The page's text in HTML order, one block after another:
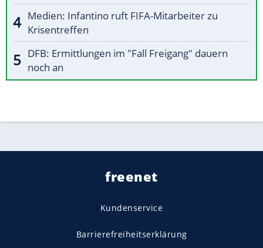
Medien: Infantino ruft FIFA-Mitarbeiter zu
Krisentreffen
DFB: Ermittlungen im "Fall Freigang" dauern
noch an
freenet
Kundenservice
Barrierefreiheitserklärung